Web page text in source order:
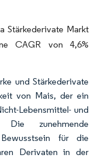
Stärkederivate Markt
CAGR von 4,6%
und Stärkederivate
von Mais, der ein
Lebensmittel- und
Die zunehmende
für die
Derivaten in der